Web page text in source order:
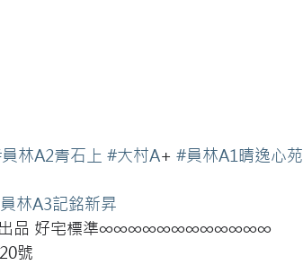
林A2青石上 #大村A+ #員林A1晴逸心苑
林A3記銘新昇
好宅標準∞∞∞∞∞∞∞∞∞∞∞∞
號